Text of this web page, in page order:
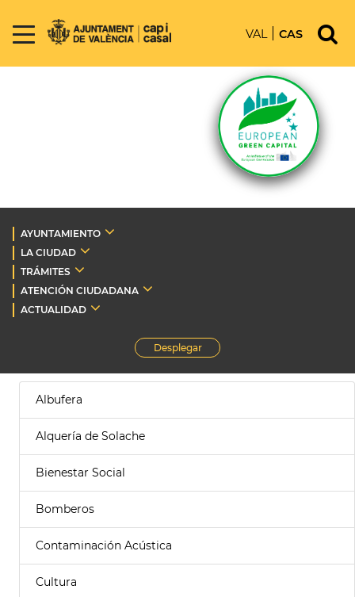
VAL CAS
AYUNTAMIENTO
LA CIUDAD
TRÁMITES
ATENCIÓN CIUDADANA
ACTUALIDAD
Desplegar
Albufera
Alquería de Solache
Bienestar Social
Bomberos
Contaminación Acústica
Cultura